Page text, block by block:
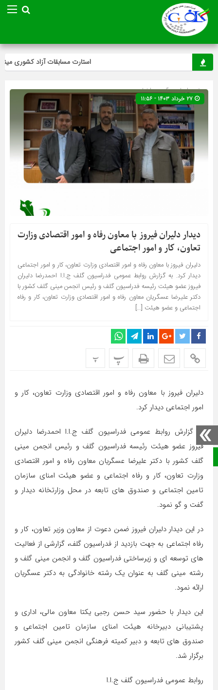
صفحه نخست
استارت مسابقات آزاد کشوری
صفحه اصلی» گروه »اخبار
دیدار دليران فيروز با معاون رفاه و امور اقتصادی وزارت
تعاون، کار و امور اجتماعی
دلیران فیروز با معاون رفاه و امور اقتصادی وزارت تعاون، کار و امور اجتماعی
دیدار کرد. به گزارش روابط عمومی فدراسیون گلف ج.ا.ا احمدرضا دليران
فيروز عضو هیئت رئیسه فدراسیون گلف و رئيس انجمن مینی گلف کشور با
دکتر علیرضا عسگریان معاون رفاه و امور اقتصادی وزارت تعاون، کار و رفاه
اجتماعی و عضو هیئت […]
پ پ
دلیران فیروز با معاون رفاه و امور اقتصادی وزارت تعاون، کار و
امور اجتماعی دیدار کرد.
به گزارش روابط عمومی فدراسیون گلف ج.ا.ا احمدرضا دليران
فيروز عضو هیئت رئیسه فدراسیون گلف و رئيس انجمن مینی
گلف کشور با دکتر علیرضا عسگریان معاون رفاه و امور اقتصادی
وزارت تعاون، کار و رفاه اجتماعی و عضو هیئت امنای سازمان
تامین اجتماعی و صندوق های تابعه در محل وزارتخانه دیدار و
گفت و گو نمود.
در این دیدار دليران فيروز ضمن دعوت از معاون وزیر تعاون، کار و
رفاه اجتماعی به جهت بازدید از فدراسیون گلف، گزارشي از فعالیت
های توسعه ای و زیرساختی فدراسیون گلف و انجمن مینی گلف و
رشته مینی گلف به عنوان یک رشته خانوادگی به دکتر عسگریان
ارائه نمود.
این دیدار با حضور سید حسن رجبی یکتا معاون مالی، اداری و
پشتیبانی دبیرخانه هیئت امنای سازمان تامین اجتماعی و
صندوق های تابعه و دبیر کمیته فرهنگی انجمن مینی گلف کشور
برگزار شد.
روابط عمومی فدراسیون گلف ج.ا.ا